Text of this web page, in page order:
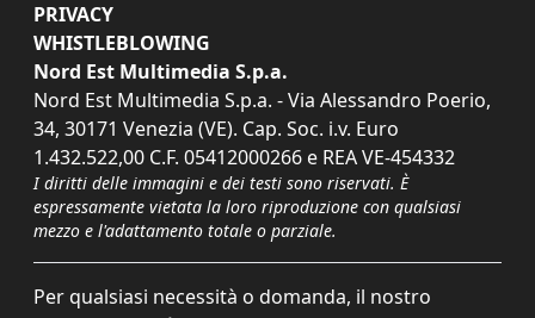
PRIVACY
WHISTLEBLOWING
Nord Est Multimedia S.p.a.
Nord Est Multimedia S.p.a. - Via Alessandro Poerio,
34, 30171 Venezia (VE). Cap. Soc. i.v. Euro
1.432.522,00 C.F. 05412000266 e REA VE-454332
I diritti delle immagini e dei testi sono riservati. È
espressamente vietata la loro riproduzione con qualsiasi
mezzo e l'adattamento totale o parziale.
Per qualsiasi necessità o domanda, il nostro